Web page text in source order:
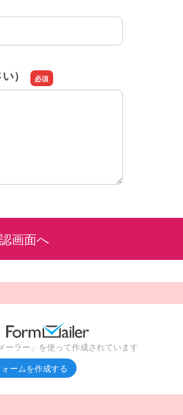
）
）
ーラー」を使って作成されています
ームを作成する